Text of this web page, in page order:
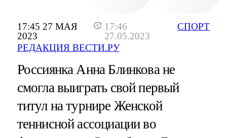
17:45 27 МАЯ
2023
17:46
27.05.2023
РЕДАКЦИЯ ВЕСТИ.РУ
СПОРТ
Россиянка Анна Блинкова не
смогла выиграть свой первый
титул на турнире Женской
теннисной ассоциации во